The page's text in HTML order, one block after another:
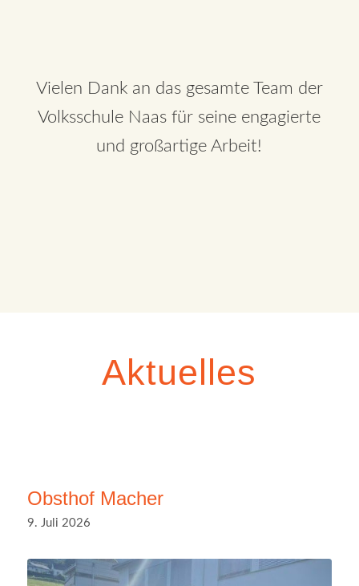
Vielen Dank an das gesamte Team der
Volksschule Naas für seine engagierte
und großartige Arbeit!
Aktuelles
Obsthof Macher
9. Juli 2026